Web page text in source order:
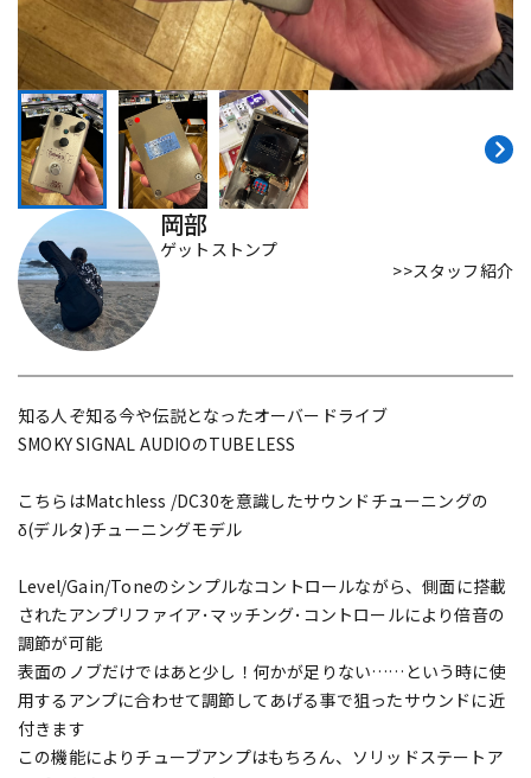
DJ機器 DTM
DTM オンライン納品
配信/ライブ機器
中古 ヴィンテージ
岡部
ゲットストンプ
>>スタッフ紹介
知る人ぞ知る今や伝説となったオーバードライブ
SMOKY SIGNAL AUDIOのTUBELESS
こちらはMatchless /DC30を意識したサウンドチューニングの
δ(デルタ)チューニングモデル
Level/Gain/Toneのシンプルなコントロールながら、側面に搭載
されたアンプリファイア･マッチング･コントロールにより倍音の
調節が可能
表面のノブだけではあと少し！何かが足りない……という時に使
用するアンプに合わせて調節してあげる事で狙ったサウンドに近
付きます
この機能によりチューブアンプはもちろん、ソリッドステートア